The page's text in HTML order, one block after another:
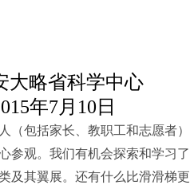
大略省科学中心
年7月10日
（包括家长、教职工和志愿者）
参观。我们有机会探索和学习了
及其翼展。还有什么比滑滑梯更